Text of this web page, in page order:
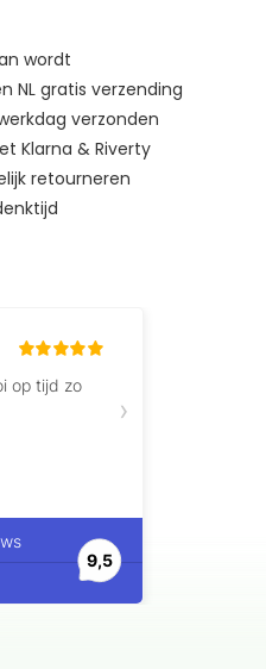
wordt
NL gratis verzending
verzonden
Klarna & Riverty
retourneren